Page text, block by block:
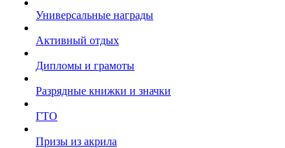
Универсальные награды
Активный отдых
Дипломы и грамоты
Разрядные книжки и значки
ГТО
Призы из акрила